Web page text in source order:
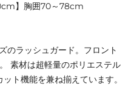
】胸囲70～78cm
のラッシュガード。フロント
素材は超軽量のポリエステル
ト機能を兼ね揃えています。